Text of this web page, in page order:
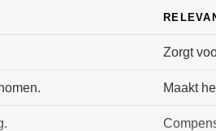
Zorgt
Maakt